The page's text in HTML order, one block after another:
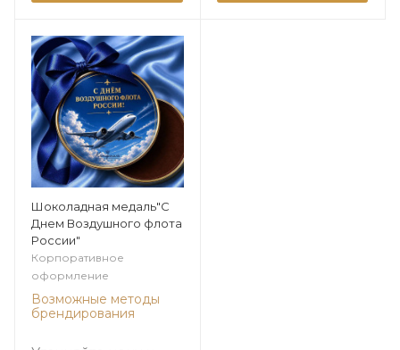
Шоколадная медаль"С
Днем Воздушного флота
России"
Корпоративное
оформление
Возможные методы
брендирования